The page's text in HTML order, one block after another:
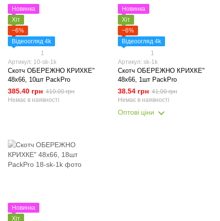
Новинка
Хіт
−6%
Відеоогляд 4k
1
Артикул: 10-sk-1k
Скотч ОБЕРЕЖНО КРИХКЕ"
48х66, 10шт PackPro
385.40 грн 410.00 грн
Немає в наявності
Новинка
Хіт
−6%
Відеоогляд 4k
1
Артикул: sk-1k
Скотч ОБЕРЕЖНО КРИХКЕ"
48х66, 1шт PackPro
38.54 грн 41.00 грн
Немає в наявності
Оптові ціни
Новинка
Хіт